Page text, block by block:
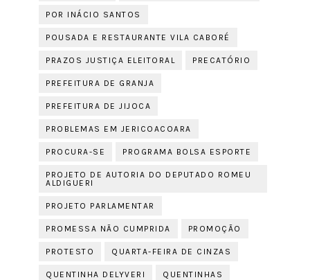
POR INÁCIO SANTOS
POUSADA E RESTAURANTE VILA CABORÉ
PRAZOS JUSTIÇA ELEITORAL PRECATÓRIO
PREFEITURA DE GRANJA
PREFEITURA DE JIJOCA
PROBLEMAS EM JERICOACOARA
PROCURA-SE PROGRAMA BOLSA ESPORTE
PROJETO DE AUTORIA DO DEPUTADO ROMEU
ALDIGUERI
PROJETO PARLAMENTAR
PROMESSA NÃO CUMPRIDA PROMOÇÃO
PROTESTO QUARTA-FEIRA DE CINZAS
QUENTINHA DELYVERI QUENTINHAS